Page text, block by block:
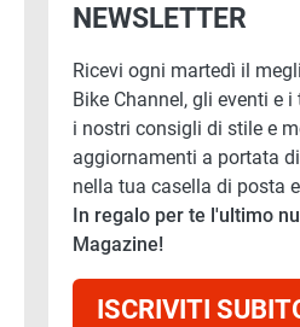
NEWSLETTER
Ricevi ogni martedì il
Bike Channel, gli eventi e
i nostri consigli di stile e
aggiornamenti a portata
nella tua casella di posta
In regalo per te l'ultimo
Magazine!
ISCRIVITI